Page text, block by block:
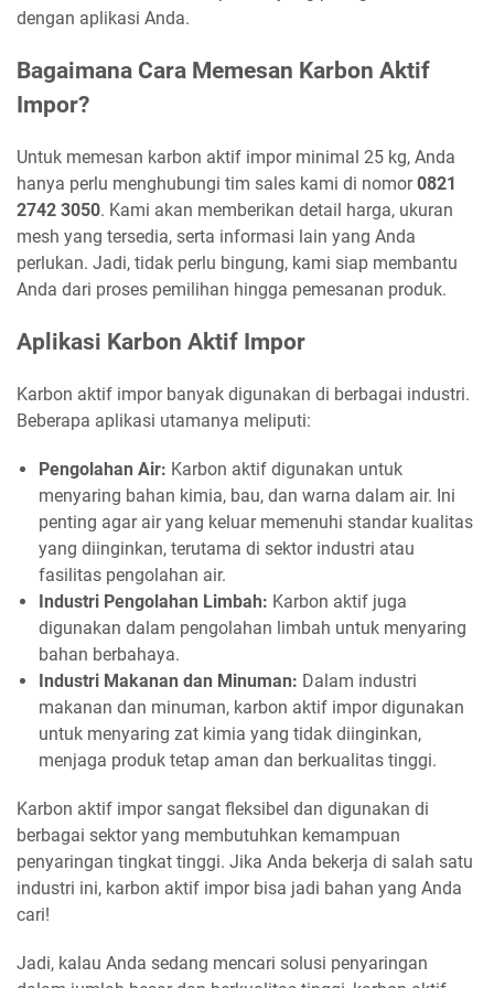
dengan aplikasi Anda.
Bagaimana Cara Memesan Karbon Aktif
Impor?
Untuk memesan karbon aktif impor minimal 25 kg, Anda
hanya perlu menghubungi tim sales kami di nomor0821
2742 3050. Kami akan memberikan detail harga, ukuran
mesh yang tersedia, serta informasi lain yang Anda
perlukan. Jadi, tidak perlu bingung, kami siap membantu
Anda dari proses pemilihan hingga pemesanan produk.
Aplikasi Karbon Aktif Impor
Karbon aktif impor banyak digunakan di berbagai industri.
Beberapa aplikasi utamanya meliputi:
Pengolahan Air: Karbon aktif digunakan untuk
menyaring bahan kimia, bau, dan warna dalam air. Ini
penting agar air yang keluar memenuhi standar kualitas
yang diinginkan, terutama di sektor industri atau
fasilitas pengolahan air.
Industri Pengolahan Limbah: Karbon aktif juga
digunakan dalam pengolahan limbah untuk menyaring
bahan berbahaya.
Industri Makanan dan Minuman: Dalam industri
makanan dan minuman, karbon aktif impor digunakan
untuk menyaring zat kimia yang tidak diinginkan,
menjaga produk tetap aman dan berkualitas tinggi.
Karbon aktif impor sangat fleksibel dan digunakan di
berbagai sektor yang membutuhkan kemampuan
penyaringan tingkat tinggi. Jika Anda bekerja di salah satu
industri ini, karbon aktif impor bisa jadi bahan yang Anda
cari!
Jadi, kalau Anda sedang mencari solusi penyaringan